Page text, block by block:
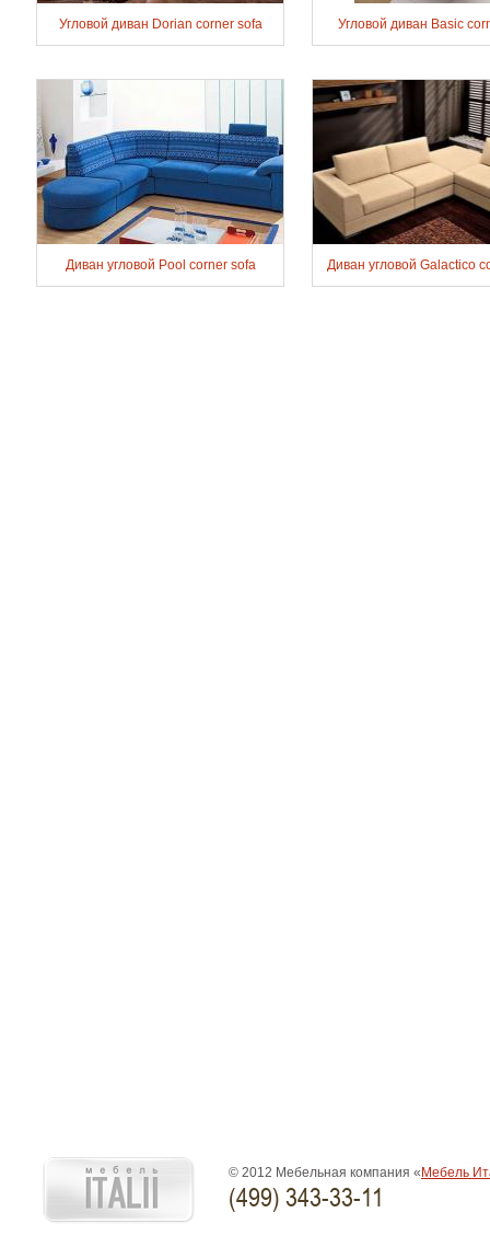
Угловой диван Dorian corner sofa Угловой диван Basic
Диван угловой Pool corner sofa Диван угловой Galactico
© 2012 Мебельная компания « Мебель
(499) 343-33-11